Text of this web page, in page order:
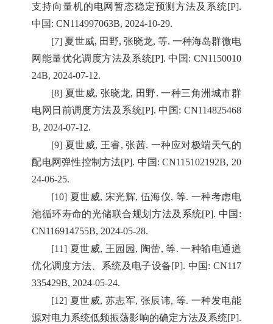
支持向量机的电网暂态稳定预测方法及系统[P].
中国: CN114997063B, 2024-10-29.
[7] 夏世威, 田野, 张晓龙, 等. 一种海岛群微电
网能量优化调度方法及系统[P]. 中国: CN1150010
24B, 2024-07-12.
[8] 夏世威, 张晓龙, 田野. 一种三角洲城市群
电网日前调度方法及系统[P]. 中国: CN114825468
B, 2024-07-12.
[9] 夏世威, 王睿, 张茜. 一种应对极端天气的
配电网弹性控制方法[P]. 中国: CN115102192B, 20
24-06-25.
[10] 夏世威, 宋光辉, 伍海仪, 等. 一种考虑电
池循环寿命的光储联合规划方法及系统[P]. 中国:
CN116914755B, 2024-05-28.
[11] 夏世威, 王园园, 陶蕾, 等. 一种输电通道
优化调度方法、系统及电子设备[P]. 中国: CN117
335429B, 2024-05-24.
[12] 夏世威, 苏志军, 张辰讳, 等. 一种发电能
源对电力系统低频振荡影响的确定方法及系统[P].